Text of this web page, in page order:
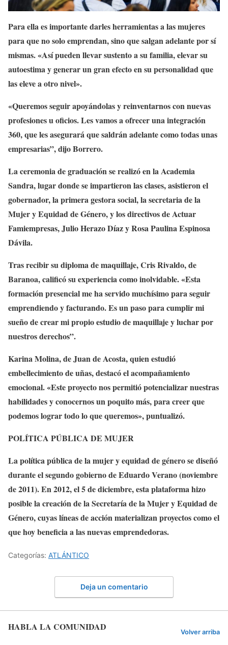
Para ella es importante darles herramientas a las mujeres
para que no solo emprendan, sino que salgan adelante por sí
mismas. «Así pueden llevar sustento a su familia, elevar su
autoestima y generar un gran efecto en su personalidad que
las eleve a otro nivel».
«Queremos seguir apoyándolas y reinventarnos con nuevas
profesiones u oficios. Les vamos a ofrecer una integración
360, que les asegurará que saldrán adelante como todas unas
empresarias”, dijo Borrero.
La ceremonia de graduación se realizó en la Academia
Sandra, lugar donde se impartieron las clases, asistieron el
gobernador, la primera gestora social, la secretaria de la
Mujer y Equidad de Género, y los directivos de Actuar
Famiempresas, Julio Herazo Díaz y Rosa Paulina Espinosa
Dávila.
Tras recibir su diploma de maquillaje, Cris Rivaldo, de
Baranoa, calificó su experiencia como inolvidable. «Esta
formación presencial me ha servido muchísimo para seguir
emprendiendo y facturando. Es un paso para cumplir mi
sueño de crear mi propio estudio de maquillaje y luchar por
nuestros derechos”.
Karina Molina, de Juan de Acosta, quien estudió
embellecimiento de uñas, destacó el acompañamiento
emocional. «Este proyecto nos permitió potencializar nuestras
habilidades y conocernos un poquito más, para creer que
podemos lograr todo lo que queremos», puntualizó.
POLÍTICA PÚBLICA DE MUJER
La política pública de la mujer y equidad de género se diseñó
durante el segundo gobierno de Eduardo Verano (noviembre
de 2011). En 2012, el 5 de diciembre, esta plataforma hizo
posible la creación de la Secretaría de la Mujer y Equidad de
Género, cuyas líneas de acción materializan proyectos como el
que hoy beneficia a las nuevas emprendedoras.
Categorías: ATLÁNTICO
Deja un comentario
HABLA LA COMUNIDAD Volver arriba